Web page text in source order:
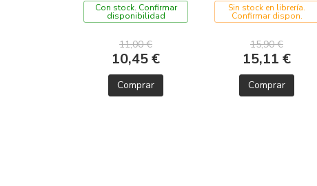
Con stock. Confirmar
disponibilidad
11,00 €
10,45 €
Comprar
Sin stock en librería.
Confirmar dispon.
15,90 €
15,11 €
Comprar